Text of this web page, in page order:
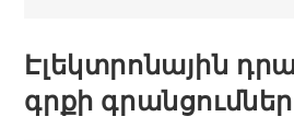
Էլեկտրոնային
գրքի գրանցումներ